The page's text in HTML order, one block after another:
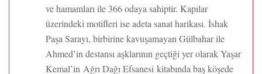
ve hamamları ile 366 odaya sahiptir. Kapılar
üzerindeki motifleri ise adeta sanat harikası. İshak
Paşa Sarayı, birbirine kavuşamayan Gülbahar ile
Ahmed’in destansı aşklarının geçtiği yer olarak Yaşar
Kemal’in Ağrı Dağı Efsanesi kitabında baş köşede